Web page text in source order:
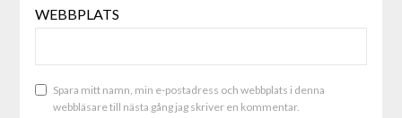
WEBBPLATS
Spara mitt namn, min e-postadress och webbplats i denna
webbläsare till nästa gång jag skriver en kommentar.